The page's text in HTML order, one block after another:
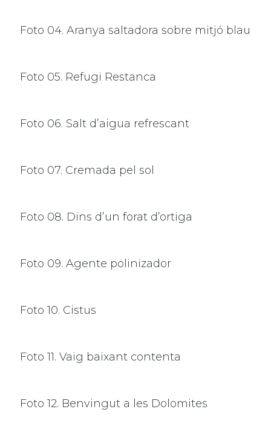
Foto 04. Aranya saltadora sobre mitjó blau
Foto 05. Refugi Restanca
Foto 06. Salt d’aigua refrescant
Foto 07. Cremada pel sol
Foto 08. Dins d’un forat d’ortiga
Foto 09. Agente polinizador
Foto 10. Cistus
Foto 11. Vaig baixant contenta
Foto 12. Benvingut a les Dolomites